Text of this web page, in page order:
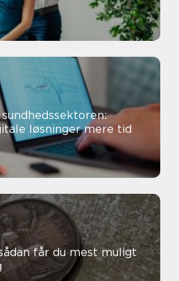
løsninger mere tid
får du mest muligt